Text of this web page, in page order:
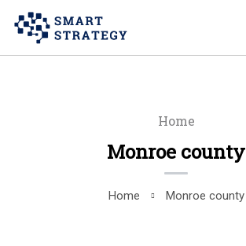
Home
Monroe county
Home Monroe county